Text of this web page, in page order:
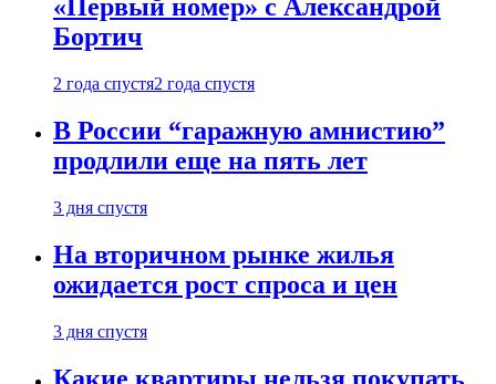
«Первый номер» с Александрой
Бортич
2 года спустя2 года спустя
В России “гаражную амнистию”
продлили еще на пять лет
3 дня спустя
На вторичном рынке жилья
ожидается рост спроса и цен
3 дня спустя
Какие квартиры нельзя покупать